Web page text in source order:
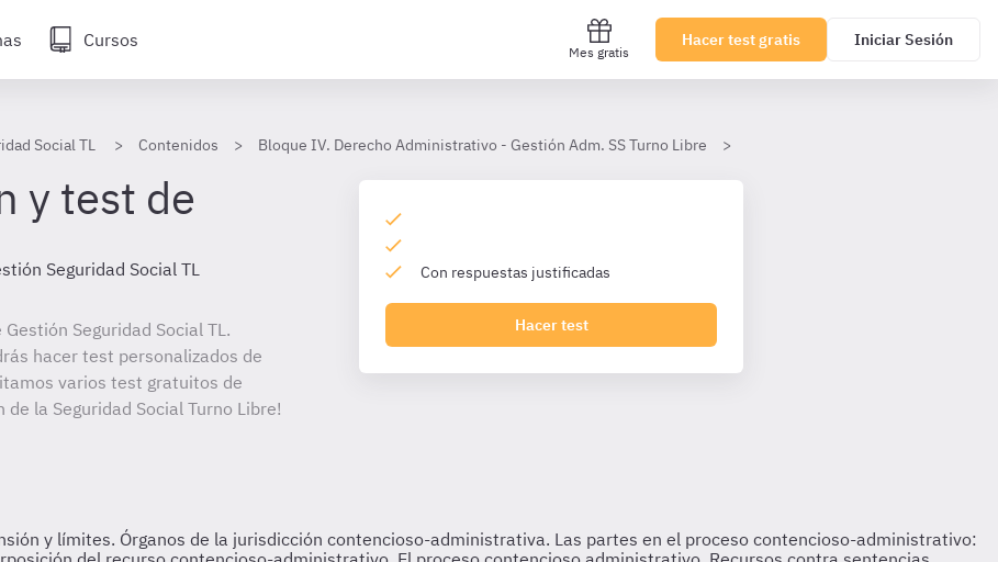
Cursos
Mes gratis
Hacer test gratis Iniciar Sesión
Social TL Contenidos Bloque IV. Derecho Administrativo - Gestión Adm. SS Turno Libre
y test de
Seguridad Social TL
Seguridad Social TL.
hacer test personalizados de
varios test gratuitos de
la Seguridad Social Turno Libre!
Con respuestas justificadas
Hacer test